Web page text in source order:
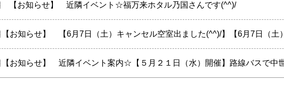
【お知らせ】 近隣イベント☆福万来ホタル乃国さんです(^^)/
【お知らせ】
【お知らせ】